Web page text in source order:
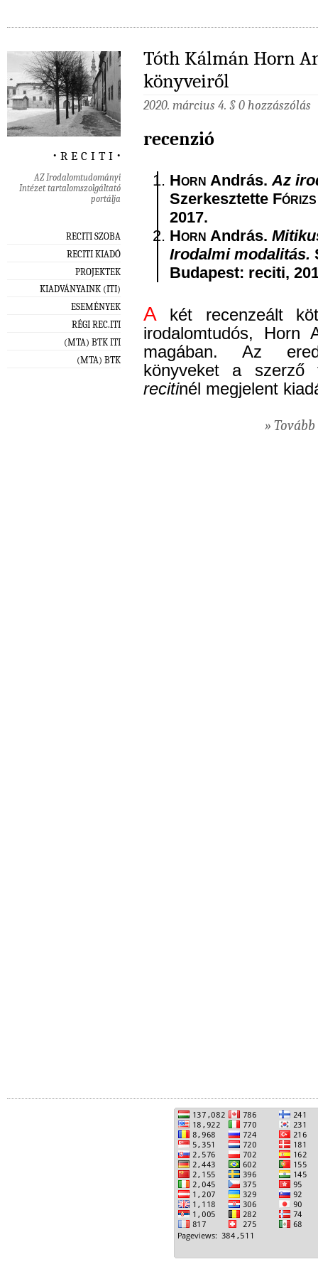
‧ r e c i t i ‧
AZ Irodalomtudományi
Intézet tartalomszolgáltató
portálja
RECITI SZOBA
RECITI KIADÓ
PROJEKTEK
KIADVÁNYAINK (ITI)
ESEMÉNYEK
RÉGI REC.ITI
(MTA) BTK ITI
(MTA) BTK
Tóth Kálmán Horn
könyveiről
2020. március 4. § 0 hozzászólás
recenzió
Horn András.Az
Szerkesztette Fórizs
2017.
Horn András.
Irodalmi modalitás.
Budapest: reciti,
A két recenzeált
irodalomtudós, Horn
magában. Az
könyveket a
recitinél megjelent
»